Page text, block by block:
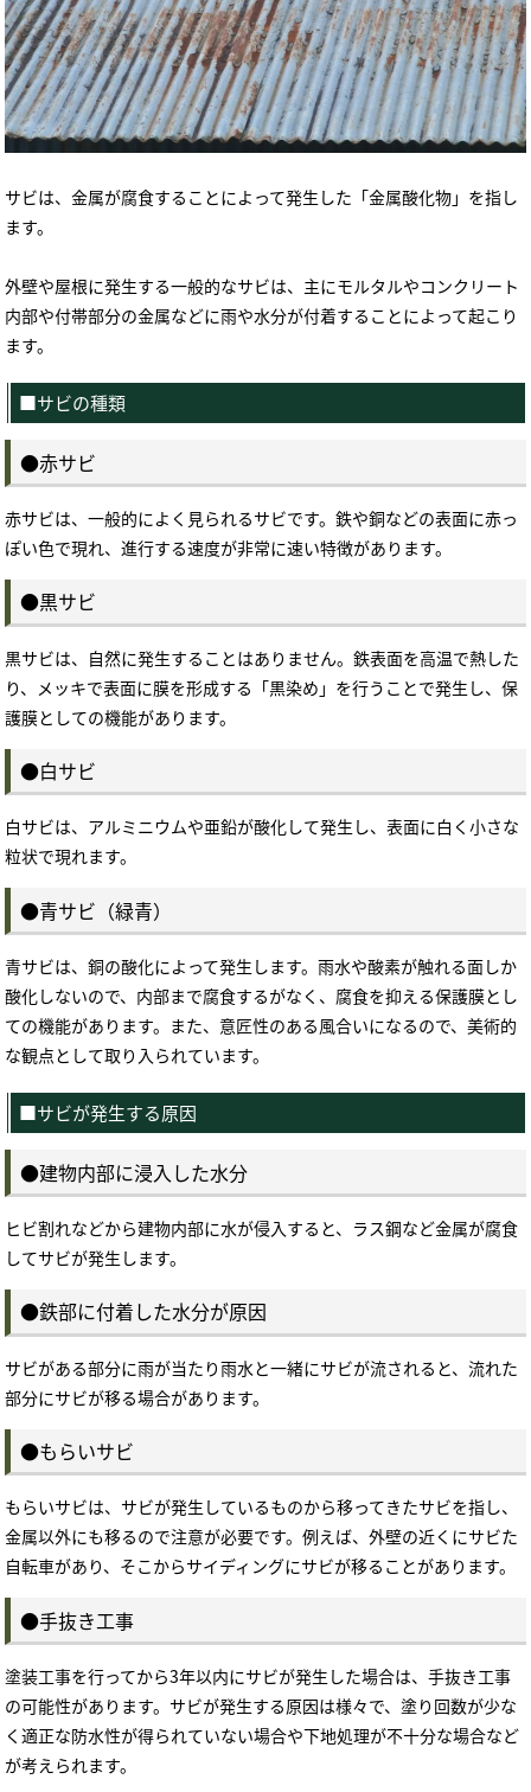
サビは、金属が腐食することによって発生した「金属酸化物」を指し
ます。
外壁や屋根に発生する一般的なサビは、主にモルタルやコンクリート
内部や付帯部分の金属などに雨や水分が付着することによって起こり
ます。
■サビの種類
●赤サビ
赤サビは、一般的によく見られるサビです。鉄や銅などの表面に赤っ
ぽい色で現れ、進行する速度が非常に速い特徴があります。
●黒サビ
黒サビは、自然に発生することはありません。鉄表面を高温で熱した
り、メッキで表面に膜を形成する「黒染め」を行うことで発生し、保
護膜としての機能があります。
●白サビ
白サビは、アルミニウムや亜鉛が酸化して発生し、表面に白く小さな
粒状で現れます。
●青サビ（緑青）
青サビは、銅の酸化によって発生します。雨水や酸素が触れる面しか
酸化しないので、内部まで腐食するがなく、腐食を抑える保護膜とし
ての機能があります。また、意匠性のある風合いになるので、美術的
な観点として取り入られています。
■サビが発生する原因
●建物内部に浸入した水分
ヒビ割れなどから建物内部に水が侵入すると、ラス鋼など金属が腐食
してサビが発生します。
●鉄部に付着した水分が原因
サビがある部分に雨が当たり雨水と一緒にサビが流されると、流れた
部分にサビが移る場合があります。
●もらいサビ
もらいサビは、サビが発生しているものから移ってきたサビを指し、
金属以外にも移るので注意が必要です。例えば、外壁の近くにサビた
自転車があり、そこからサイディングにサビが移ることがあります。
●手抜き工事
塗装工事を行ってから3年以内にサビが発生した場合は、手抜き工事
の可能性があります。サビが発生する原因は様々で、塗り回数が少な
く適正な防水性が得られていない場合や下地処理が不十分な場合など
が考えられます。